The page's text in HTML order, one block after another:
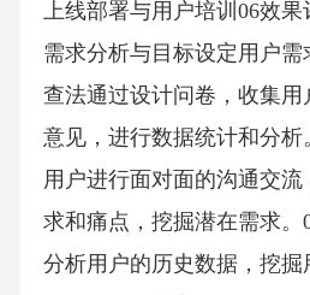
上线部署与用户培训06效果
需求分析与目标设定用户需
查法通过设计问卷，收集用
意见，进行数据统计和分析
用户进行面对面的沟通交
求和痛点，挖掘潜在需求。
分析用户的历史数据，挖